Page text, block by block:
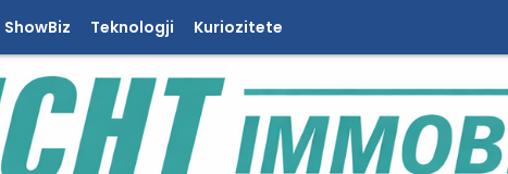
ShowBiz Teknologji Kuriozitete